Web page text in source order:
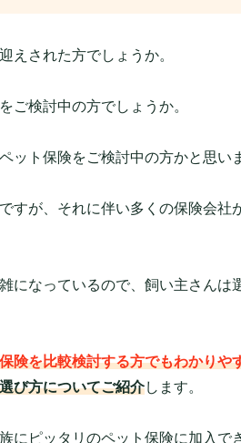
えされた方でしょうか。
ご検討中の方でしょうか。
ット保険をご検討中の方かと思い
すが、それに伴い多くの保険会社
になっているので、飼い主さんは
険を比較検討する方でもわかりや
び方についてご紹介します。
にピッタリのペット保険に加入で